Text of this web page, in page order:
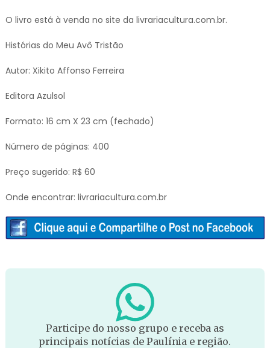
O livro está à venda no site da livrariacultura.com.br.
Histórias do Meu Avô Tristão
Autor: Xikito Affonso Ferreira
Editora Azulsol
Formato: 16 cm X 23 cm (fechado)
Número de páginas: 400
Preço sugerido: R$ 60
Onde encontrar: livrariacultura.com.br
Participe do nosso grupo e receba as
principais notícias de Paulínia e região.